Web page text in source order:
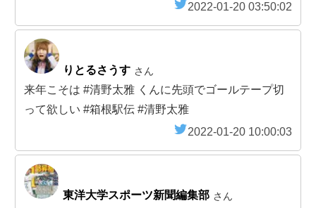
2022-01-20 03:50:02
りとるさうす さん
来年こそは #清野太雅 くんに先頭でゴールテープ切
って欲しい #箱根駅伝 #清野太雅
2022-01-20 10:00:03
東洋大学スポーツ新聞編集部 さん